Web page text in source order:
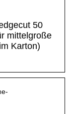
50
mittelgroße
Karton)